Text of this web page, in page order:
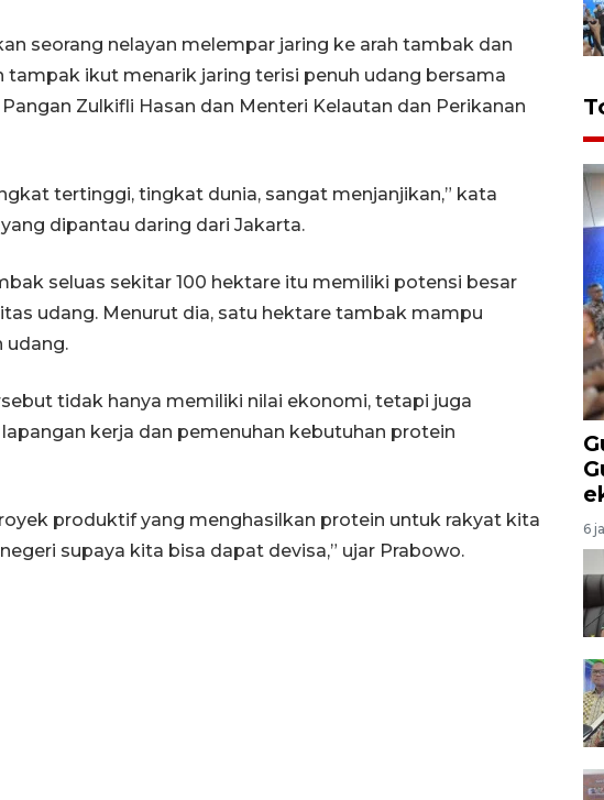
seorang nelayan melempar jaring ke arah tambak dan
ikut menarik jaring terisi penuh udang bersama
Zulkifli Hasan dan Menteri Kelautan dan Perikanan
tertinggi, tingkat dunia, sangat menjanjikan,” kata
dipantau daring dari Jakarta.
seluas sekitar 100 hektare itu memiliki potensi besar
udang. Menurut dia, satu hektare tambak mampu
udang.
tidak hanya memiliki nilai ekonomi, tetapi juga
kerja dan pemenuhan kebutuhan protein
produktif yang menghasilkan protein untuk rakyat kita
supaya kita bisa dapat devisa,” ujar Prabowo.
6